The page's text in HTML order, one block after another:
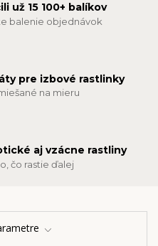
už 15 100+ balíkov
balenie objednávok
pre izbové rastlinky
na mieru
aj vzácne rastliny
čo rastie ďalej